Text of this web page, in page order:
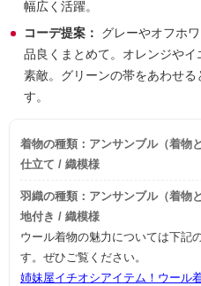
幅広く活躍。
コーデ提案：
グレーやオフホ
品良くまとめて。オレンジや
素敵。グリーンの帯をあわせ
す。
着物の種類：アンサンブル（着物
仕立て / 織模様
羽織の種類：アンサンブル（着物
地付き / 織模様
ウール着物の魅力については下記
す。ぜひご覧ください。
姉妹屋イチオシアイテム！ウール